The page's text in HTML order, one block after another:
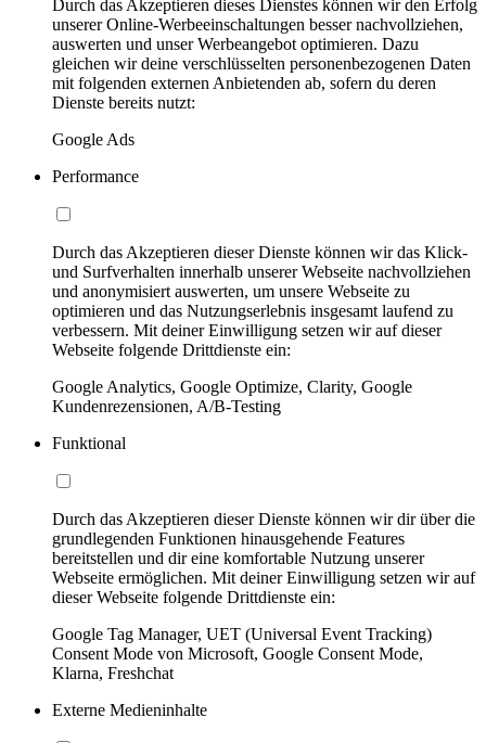
Durch das Akzeptieren dieses Dienstes können wir den Erfolg
unserer Online-Werbeeinschaltungen besser nachvollziehen,
auswerten und unser Werbeangebot optimieren. Dazu
gleichen wir deine verschlüsselten personenbezogenen Daten
mit folgenden externen Anbietenden ab, sofern du deren
Dienste bereits nutzt:
Google Ads
Performance
Durch das Akzeptieren dieser Dienste können wir das Klick-
und Surfverhalten innerhalb unserer Webseite nachvollziehen
und anonymisiert auswerten, um unsere Webseite zu
optimieren und das Nutzungserlebnis insgesamt laufend zu
verbessern. Mit deiner Einwilligung setzen wir auf dieser
Webseite folgende Drittdienste ein:
Google Analytics, Google Optimize, Clarity, Google
Kundenrezensionen, A/B-Testing
Funktional
Durch das Akzeptieren dieser Dienste können wir dir über die
grundlegenden Funktionen hinausgehende Features
bereitstellen und dir eine komfortable Nutzung unserer
Webseite ermöglichen. Mit deiner Einwilligung setzen wir auf
dieser Webseite folgende Drittdienste ein:
Google Tag Manager, UET (Universal Event Tracking)
Consent Mode von Microsoft, Google Consent Mode,
Klarna, Freshchat
Externe Medieninhalte